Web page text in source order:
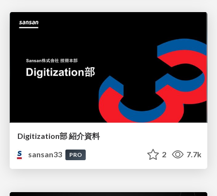
Digitization部 紹介資料
sansan33
PRO 2 7.7k